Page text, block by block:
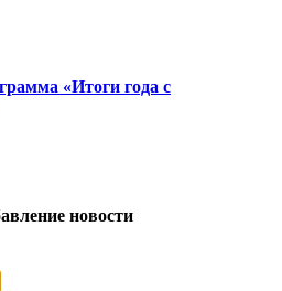
«Итоги года с
новости